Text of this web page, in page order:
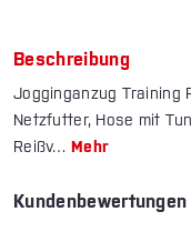
Beschreibung
Jogginganzug Training
Netzfutter, Hose mit
Reißv… Mehr
Kundenbewertungen